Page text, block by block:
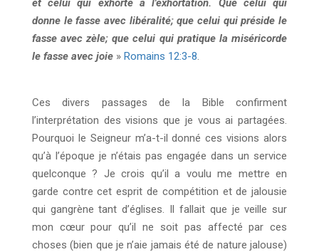
et celui qui exhorte à l'exhortation. Que celui qui
donne le fasse avec libéralité; que celui qui préside le
fasse avec zèle; que celui qui pratique la miséricorde
le fasse avec joie» Romains 12:3-8.
Ces divers passages de la Bible confirment
l’interprétation des visions que je vous ai partagées.
Pourquoi le Seigneur m’a-t-il donné ces visions alors
qu’à l’époque je n’étais pas engagée dans un service
quelconque ? Je crois qu’il a voulu me mettre en
garde contre cet esprit de compétition et de jalousie
qui gangrène tant d’églises. Il fallait que je veille sur
mon cœur pour qu’il ne soit pas affecté par ces
choses (bien que je n’aie jamais été de nature jalouse)